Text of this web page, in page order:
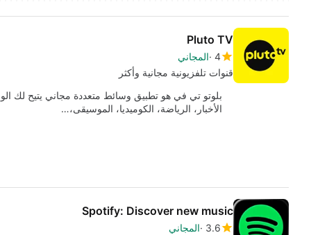
Pluto TV
4 المجاني
قنوات تلفزيونية مجانية وأكثر
الأخبار، الرياضة، الكوميديا، الموسيقى،…
Spotify: Discover new music
3.6 المجاني